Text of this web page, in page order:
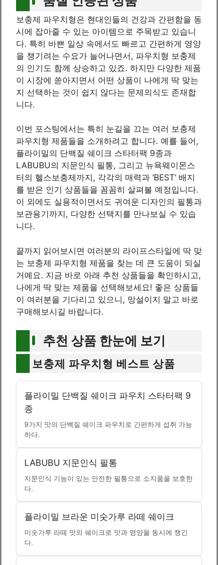
보충제 파우치형은 현대인들의 건강과 간편함을 동
시에 잡아줄 수 있는 아이템으로 주목받고 있습니
다. 특히 바쁜 일상 속에서도 빠르고 간편하게 영양
을 챙기려는 수요가 늘어나면서, 파우치형 보충제
의 인기도 함께 상승하고 있죠. 하지만 다양한 제품
이 시장에 쏟아지면서 어떤 상품이 나에게 딱 맞는
지 선택하는 것이 쉽지 않다는 문제의식도 존재합
니다.
이번 포스팅에서는 특히 눈길을 끄는 여러 보충제
파우치형 제품들을 소개하려고 합니다. 예를 들어,
플라이밀의 단백질 쉐이크 스타터팩 9종과
LABUBU의 지문인식 필통, 그리고 뉴욕웨이몬스
터의 헬스보충제까지, 각각의 매력과 ‘BEST’ 배지
를 받은 인기 상품들을 꼼꼼히 살펴볼 예정입니다.
이 외에도 실용적이면서도 귀여운 디자인의 필통과
보관용기까지, 다양한 선택지를 만나보실 수 있습
니다.
끝까지 읽어보시면 여러분의 라이프스타일에 딱 맞
는 보충제 파우치형 제품을 찾는 데 큰 도움이 되실
거예요. 지금 바로 아래 추천 상품들을 확인하시고,
나에게 딱 맞는 제품을 선택해보세요! 좋은 상품들
이 여러분을 기다리고 있으니, 망설이지 말고 바로
구매해보시길 바랍니다.
추천 상품 한눈에 보기
보충제 파우치형 베스트 상품
플라이밀 단백질 쉐이크 파우치 스타터팩 9
종
9가지 맛의 단백질 쉐이크 파우치로 간편하게 섭취 가능
하다.
LABUBU 지문인식 필통
지문인식 기능이 있는 안전한 필통으로 소지품을 보호한
다.
플라이밀 브라운 미숫가루 라떼 쉐이크
미숫가루 라떼 맛의 쉐이크로 맛과 영양을 동시에 챙긴
다.